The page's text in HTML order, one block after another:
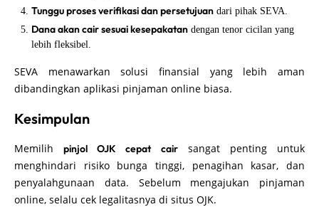
Tunggu proses verifikasi dan persetujuan dari pihak SEVA.
Dana akan cair sesuai kesepakatan dengan tenor cicilan yang
lebih fleksibel.
SEVA menawarkan solusi finansial yang lebih aman
dibandingkan aplikasi pinjaman online biasa.
Kesimpulan
Memilihpinjol OJK cepat cairsangat penting untuk
menghindari risiko bunga tinggi, penagihan kasar, dan
penyalahgunaan data. Sebelum mengajukan pinjaman
online, selalu cek legalitasnya di situs OJK.